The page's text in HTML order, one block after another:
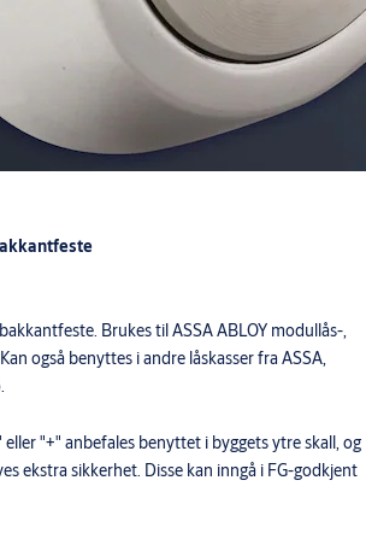
Brukes til ASSA ABLOY modullås-,
også benyttes i andre låskasser fra ASSA,
eller "+" anbefales benyttet i byggets ytre skall, og
ekstra sikkerhet. Disse kan inngå i FG-godkjent